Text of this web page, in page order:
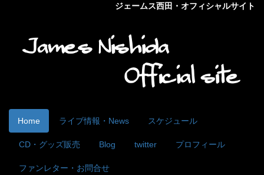
ジェームス西田・オフィシャルサイト
Home ライブ情報・News スケジュール
CD・グッズ販売 Blog twitter プロフィール
ファンレター・お問合せ